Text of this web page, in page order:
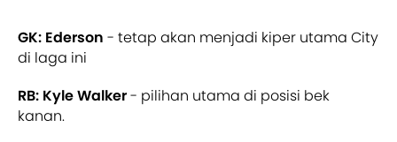
GK: Ederson - tetap akan menjadi kiper utama City
di laga ini
RB: Kyle Walker- pilihan utama di posisi bek
kanan.